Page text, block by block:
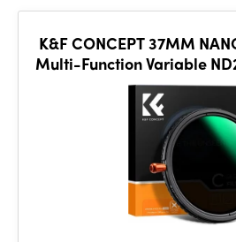
K&F CONCEPT 37MM
Multi-Function Variable
Mist 1/4